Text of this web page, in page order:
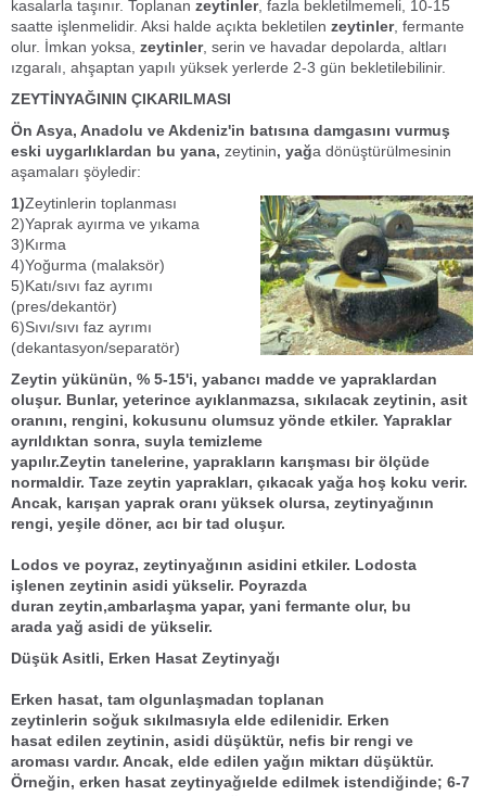
kasalarla taşınır. Toplanan zeytinler, fazla bekletilmemeli, 10-15
saatte işlenmelidir. Aksi halde açıkta bekletilen zeytinler, fermante
olur. İmkan yoksa, zeytinler, serin ve havadar depolarda, altları
ızgaralı, ahşaptan yapılı yüksek yerlerde 2-3 gün bekletilebilinir.
ZEYTİNYAĞININ ÇIKARILMASI
Ön Asya, Anadolu ve Akdeniz'in batısına damgasını vurmuş
eski uygarlıklardan bu yana, zeytinin, yağa dönüştürülmesinin
aşamaları şöyledir:
1)Zeytinlerin toplanması
2)Yaprak ayırma ve yıkama
3)Kırma
4)Yoğurma (malaksör)
5)Katı/sıvı faz ayrımı
(pres/dekantör)
6)Sıvı/sıvı faz ayrımı
(dekantasyon/separatör)
Zeytin yükünün, % 5-15'i, yabancı madde ve yapraklardan
oluşur. Bunlar, yeterince ayıklanmazsa, sıkılacak zeytinin, asit
oranını, rengini, kokusunu olumsuz yönde etkiler. Yapraklar
ayrıldıktan sonra, suyla temizleme
yapılır.Zeytin tanelerine, yaprakların karışması bir ölçüde
normaldir. Taze zeytin yaprakları, çıkacak yağa hoş koku verir.
Ancak, karışan yaprak oranı yüksek olursa, zeytinyağının
rengi, yeşile döner, acı bir tad oluşur.
Lodos ve poyraz, zeytinyağının asidini etkiler. Lodosta
işlenen zeytinin asidi yükselir. Poyrazda
duran zeytin,ambarlaşma yapar, yani fermante olur, bu
arada yağ asidi de yükselir.
Düşük Asitli, Erken Hasat Zeytinyağı
Erken hasat, tam olgunlaşmadan toplanan
zeytinlerin soğuk sıkılmasıyla elde edilenidir. Erken
hasat edilen zeytinin, asidi düşüktür, nefis bir rengi ve
aroması vardır. Ancak, elde edilen yağın miktarı düşüktür.
Örneğin, erken hasat zeytinyağıelde edilmek istendiğinde; 6-7